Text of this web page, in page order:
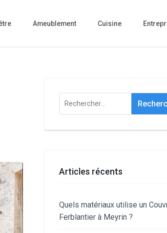
Ameublement Cuisine
Rechercher :
Articles récents
Quels matériaux utilise un
Ferblantier à Meyrin ?